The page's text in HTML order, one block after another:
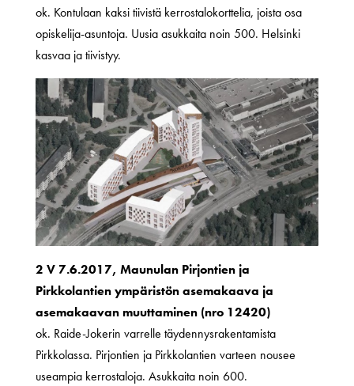
ok. Kontulaan kaksi tiivistä kerrostalokorttelia, joista osa
opiskelija-asuntoja. Uusia asukkaita noin 500. Helsinki
kasvaa ja tiivistyy.
2 V 7.6.2017, Maunulan Pirjontien ja
Pirkkolantien ympäristön asemakaava ja
asemakaavan muuttaminen (nro 12420)
ok. Raide-Jokerin varrelle täydennysrakentamista
Pirkkolassa. Pirjontien ja Pirkkolantien varteen nousee
useampia kerrostaloja. Asukkaita noin 600.